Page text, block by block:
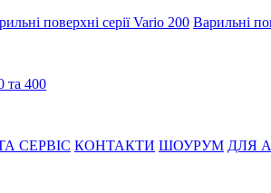
поверхні серії Vario 200 Варильні
та 400
СЕРВІС КОНТАКТИ ШОУРУМ ДЛЯ